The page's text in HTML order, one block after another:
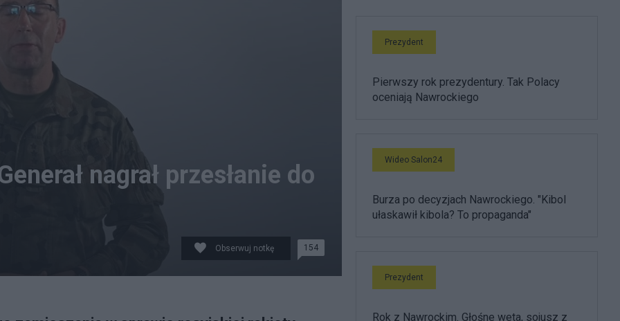
nagrał przesłanie do
Obserwuj notkę 154
Prezydent
Pierwszy rok prezydentury. Tak Polacy
oceniają Nawrockiego
Wideo Salon24
Burza po decyzjach Nawrockiego. "Kibol
ułaskawił kibola? To propaganda"
Prezydent
Rok z Nawrockim. Głośne weta, sojusz z